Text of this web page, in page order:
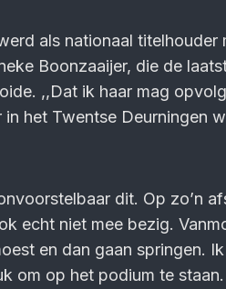
als nationaal titelhouder
Boonzaaijer, die de
,,Dat ik haar mag
het Twentse Deurningen
dit. Op zo’n
echt niet mee bezig.
en dan gaan springen.
om op het podium te